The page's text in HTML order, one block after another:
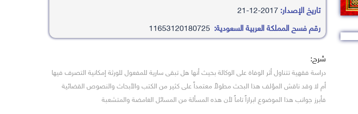
تاريخ الإصدار:2017-12-21
رقم فسح المملكة العربية السعودية:
شرح:
دراسة فقهية تتناول أثر الوفاة على الوكالة بحيث أنها هل تبقى سارية للمفعول للورثة إمكانية التصرف فيها
أم لا وقد ناقش المؤلف هذا البحث مطولاً معتمداً على كثير من الكتب والأبحاث والنصوص القضائية
فأبرز جوانب هذا الموضوع ابرازاً تاماً لأن هذه المسألة من المسائل الغامضة والمتشعبة